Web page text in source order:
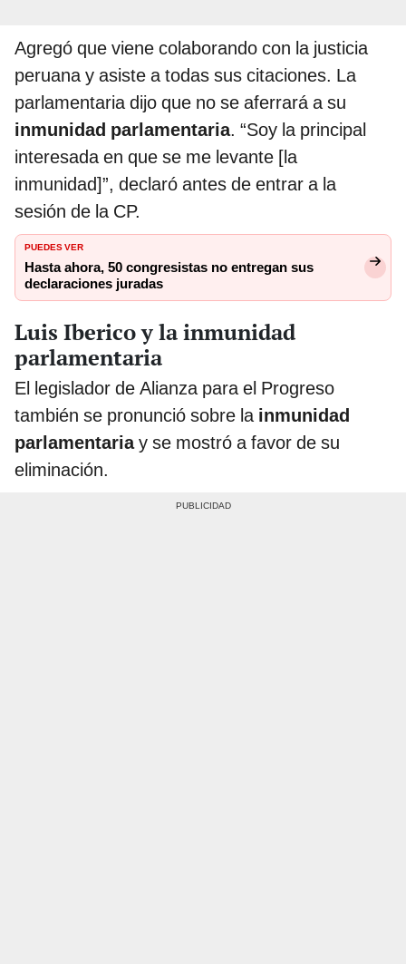
Agregó que viene colaborando con la justicia
peruana y asiste a todas sus citaciones. La
parlamentaria dijo que no se aferrará a su
inmunidad parlamentaria. “Soy la principal
interesada en que se me levante [la
inmunidad]”, declaró antes de entrar a la
sesión de la CP.
PUEDES VER
Hasta ahora, 50 congresistas no entregan sus
declaraciones juradas
Luis Iberico y la inmunidad
parlamentaria
El legislador de Alianza para el Progreso
también se pronunció sobre la inmunidad
parlamentariay se mostró a favor de su
eliminación.